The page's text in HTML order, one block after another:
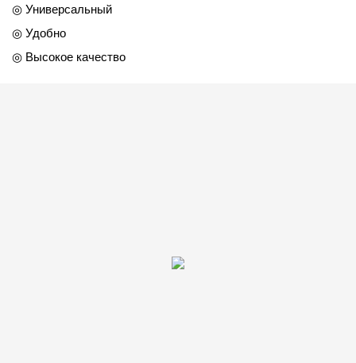
◎ Универсальный
◎ Удобно
◎ Высокое качество